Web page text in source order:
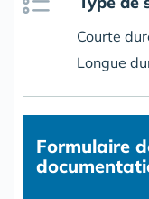
Courte
Longue
Formulaire